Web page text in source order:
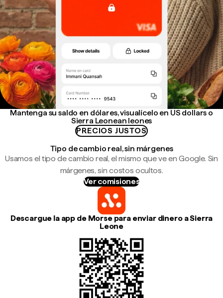
Mantenga su saldo en dólares, visualícelo en US dollars o
Sierra Leonean leones
PRECIOS JUSTOS
Tipo de cambio real, sin márgenes
Usamos el tipo de cambio real, el mismo que ve en Google. Sin
márgenes, sin costos ocultos.
Ver comisiones
Descargue la app de Morse para enviar dinero a Sierra
Leone